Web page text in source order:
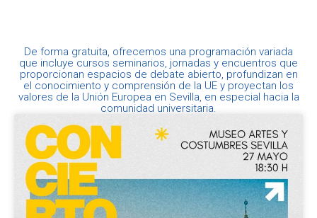
De forma gratuita, ofrecemos una programación variada
que incluye cursos seminarios, jornadas y encuentros que
proporcionan espacios de debate abierto, profundizan en
el conocimiento y comprensión de la UE y proyectan los
valores de la Unión Europea en Sevilla, en especial hacia la
comunidad universitaria.